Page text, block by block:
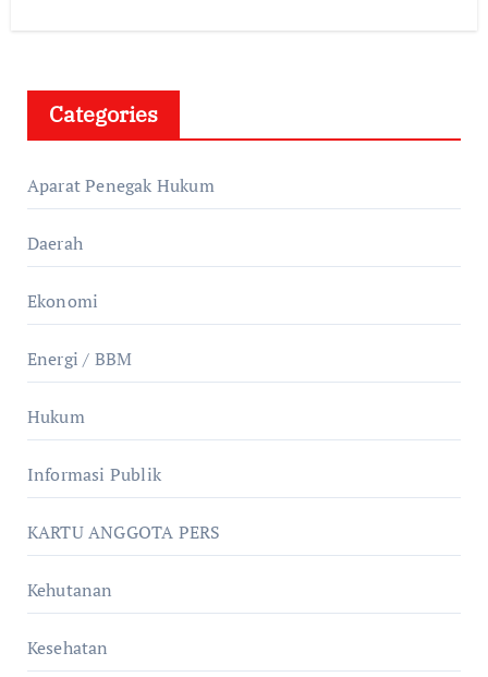
Categories
Aparat Penegak Hukum
Daerah
Ekonomi
Energi / BBM
Hukum
Informasi Publik
KARTU ANGGOTA PERS
Kehutanan
Kesehatan